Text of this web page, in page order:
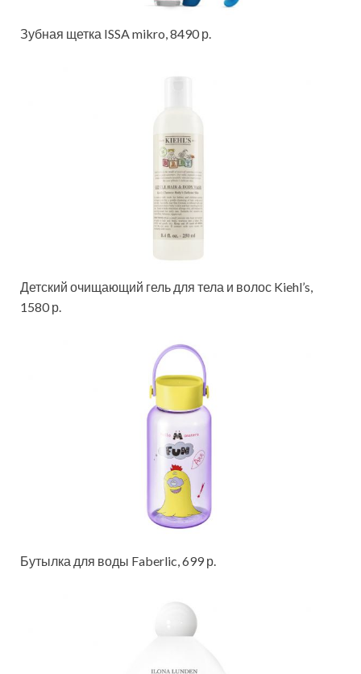
Зубная щетка ISSA mikro, 8490 р.
Детский очищающий гель для тела и волос Kiehl’s,
1580 р.
Бутылка для воды Faberlic, 699 р.